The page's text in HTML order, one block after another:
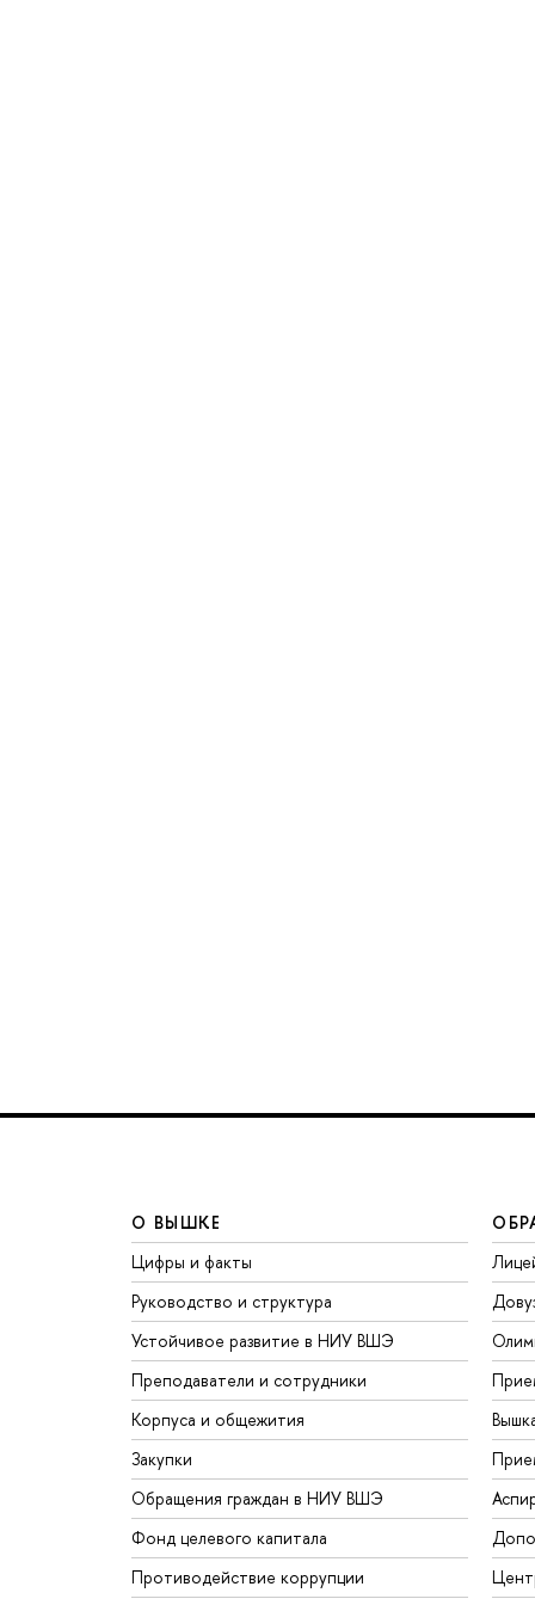
О ВЫШКЕ
Цифры и факты
Руководство и структура
Устойчивое развитие в НИУ ВШЭ
Преподаватели и сотрудники
Корпуса и общежития
Закупки
Обращения граждан в НИУ ВШЭ
Фонд целевого капитала
Противодействие коррупции